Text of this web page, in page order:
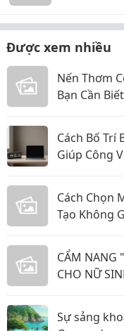
Được xem nhiều
Nến Thơm
Bạn Cần
Cách Bố Trí
Giúp Công
Cách Chọn
Tạo Không
CẨM NANG
CHO NỮ
Sự sảng